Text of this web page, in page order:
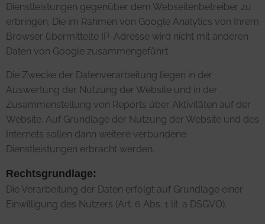
Dienstleistungen gegenüber dem Webseitenbetreiber zu
erbringen. Die im Rahmen von Google Analytics von Ihrem
Browser übermittelte IP-Adresse wird nicht mit anderen
Daten von Google zusammengeführt.
Die Zwecke der Datenverarbeitung liegen in der
Auswertung der Nutzung der Website und in der
Zusammenstellung von Reports über Aktivitäten auf der
Website. Auf Grundlage der Nutzung der Website und des
Internets sollen dann weitere verbundene
Dienstleistungen erbracht werden.
Rechtsgrundlage:
Die Verarbeitung der Daten erfolgt auf Grundlage einer
Einwilligung des Nutzers (Art. 6 Abs. 1 lit. a DSGVO).